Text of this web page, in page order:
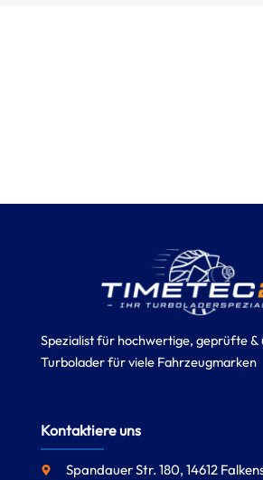
Spezialist für hochwertige, geprüfte &
Turbolader für viele Fahrzeugmarken
Kontaktiere uns
Spandauer Str. 180, 14612